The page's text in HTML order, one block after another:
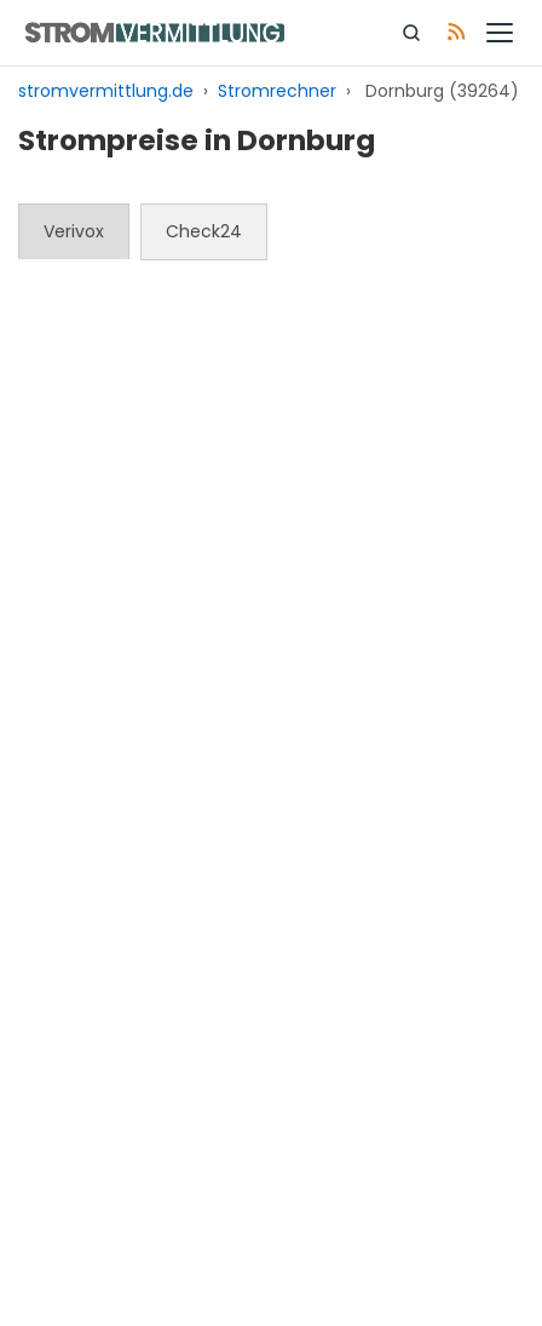
Inhalt
springen
stromvermittlung.de › Stromrechner › Dornburg (39264)
Strompreise in Dornburg
Verivox Check24